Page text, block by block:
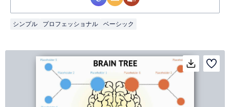
シンプル プロフェッショナル ベーシック